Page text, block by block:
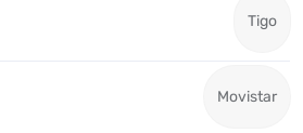
Tigo
Movistar